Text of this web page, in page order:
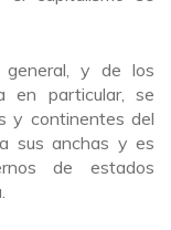
y de los
en particular, se
y continentes del
sus anchas y es
de estados